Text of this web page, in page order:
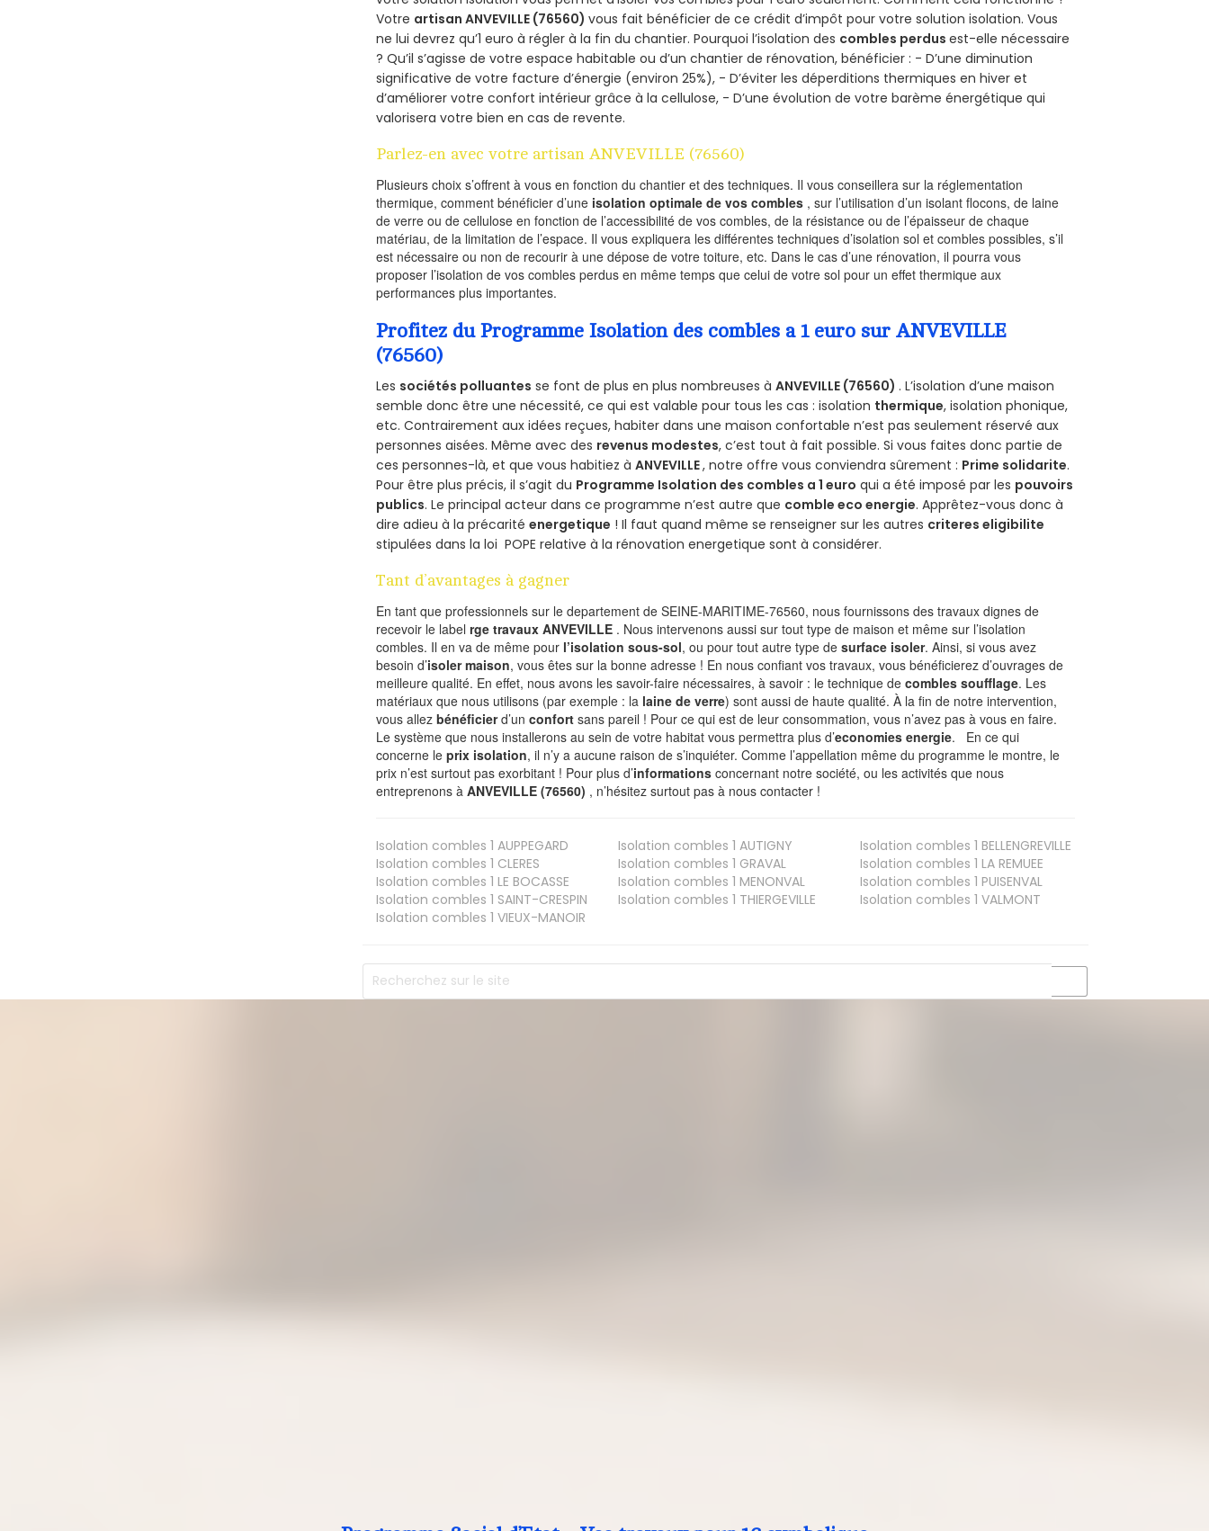
Votre artisan ANVEVILLE (76560)vous fait bénéficier de ce crédit d’impôt pour votre solution isolation. Vous
ne lui devrez qu’1 euro à régler à la fin du chantier. Pourquoi l’isolation des combles perdusest-elle nécessaire
? Qu’il s’agisse de votre espace habitable ou d’un chantier de rénovation, bénéficier : - D’une diminution
significative de votre facture d’énergie (environ 25%), - D’éviter les déperditions thermiques en hiver et
d’améliorer votre confort intérieur grâce à la cellulose, - D’une évolution de votre barème énergétique qui
valorisera votre bien en cas de revente.
Parlez-en avec votre artisan ANVEVILLE (76560)
Plusieurs choix s’offrent à vous en fonction du chantier et des techniques. Il vous conseillera sur la réglementation
thermique, comment bénéficier d’une isolation optimale de vos combles , sur l’utilisation d’un isolant flocons, de laine
de verre ou de cellulose en fonction de l’accessibilité de vos combles, de la résistance ou de l’épaisseur de chaque
matériau, de la limitation de l’espace. Il vous expliquera les différentes techniques d’isolation sol et combles possibles, s’il
est nécessaire ou non de recourir à une dépose de votre toiture, etc. Dans le cas d’une rénovation, il pourra vous
proposer l’isolation de vos combles perdus en même temps que celui de votre sol pour un effet thermique aux
performances plus importantes.
Profitez du Programme Isolation des combles a 1 euro sur ANVEVILLE
(76560)
Les sociétés polluantes se font de plus en plus nombreuses àANVEVILLE (76560) . L’isolation d’une maison
semble donc être une nécessité, ce qui est valable pour tous les cas : isolation thermique, isolation phonique,
etc. Contrairement aux idées reçues, habiter dans une maison confortable n’est pas seulement réservé aux
personnes aisées. Même avec des revenus modestes, c’est tout à fait possible. Si vous faites donc partie de
ces personnes-là, et que vous habitiez àANVEVILLE, notre offre vous conviendra sûrement : Prime solidarite.
Pour être plus précis, il s’agit du Programme Isolation des combles a 1 euro qui a été imposé par les pouvoirs
publics. Le principal acteur dans ce programme n’est autre que comble eco energie. Apprêtez-vous donc à
dire adieu à la précaritéenergetique ! Il faut quand même se renseigner sur les autres criteres eligibilite
stipulées dans la loi POPE relative à la rénovation energetique sont à considérer.
Tant d’avantages à gagner
En tant que professionnels sur le departement de SEINE-MARITIME-76560, nous fournissons des travaux dignes de
recevoir le labelrge travaux ANVEVILLE . Nous intervenons aussi sur tout type de maison et même sur l’isolation
combles. Il en va de même pour l’isolation sous-sol, ou pour tout autre type desurface isoler. Ainsi, si vous avez
besoin d’isoler maison, vous êtes sur la bonne adresse ! En nous confiant vos travaux, vous bénéficierez d’ouvrages de
meilleure qualité. En effet, nous avons les savoir-faire nécessaires, à savoir : le technique decombles soufflage. Les
matériaux que nous utilisons (par exemple : la laine de verre) sont aussi de haute qualité. À la fin de notre intervention,
vous allezbénéficierd’unconfort sans pareil ! Pour ce qui est de leur consommation, vous n’avez pas à vous en faire.
Le système que nous installerons au sein de votre habitat vous permettra plus d’economies energie. En ce qui
concerne leprix isolation, il n’y a aucune raison de s’inquiéter. Comme l’appellation même du programme le montre, le
prix n’est surtout pas exorbitant ! Pour plus d’informations concernant notre société, ou les activités que nous
entreprenons àANVEVILLE (76560) , n’hésitez surtout pas à nous contacter !
Isolation combles 1 AUPPEGARD Isolation combles 1 AUTIGNY Isolation combles 1 BELLENGREVILLE
Isolation combles 1 CLERES Isolation combles 1 GRAVAL Isolation combles 1 LA REMUEE
Isolation combles 1 LE BOCASSE Isolation combles 1 MENONVAL Isolation combles 1 PUISENVAL
Isolation combles 1 SAINT-CRESPIN Isolation combles 1 THIERGEVILLE Isolation combles 1 VALMONT
Isolation combles 1 VIEUX-MANOIR